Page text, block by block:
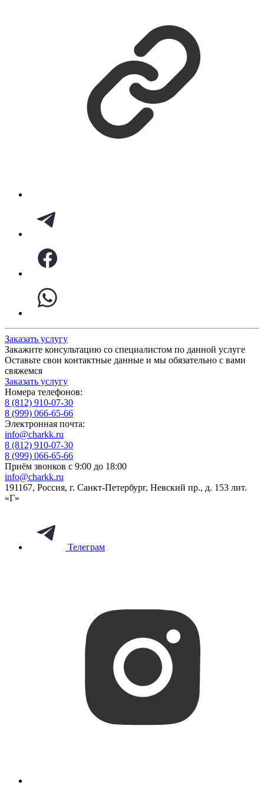
Заказать услугу
Закажите консультацию со специалистом по данной услуге
Оставьте свои контактные данные и мы обязательно с вами
свяжемся
Заказать услугу
Номера телефонов:
8 (812) 910-07-30
8 (999) 066-65-66
Электронная почта:
info@charkk.ru
8 (812) 910-07-30
8 (999) 066-65-66
Приём звонков с 9:00 до 18:00
info@charkk.ru
191167, Россия, г. Санкт-Петербург, Невский пр., д. 153 лит.
«Г»
Телеграм